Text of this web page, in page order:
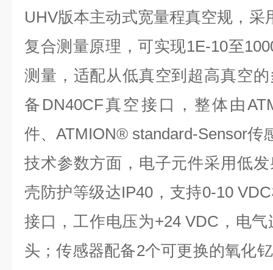
UHV版本主动式宽量程真空规，采
复合测量原理，可实现1E-10至
测量，适配从低真空到超高真空
备 DN40CF真空接口，整体由
件、 ATMION® standard-Sensor传
技术参数方面，电子元件采用低
壳防护等级达IP40 ，支持0-10 VDC
接口，工作电压为+24 VDC ，电
头；传感器配备2个可更换的氧化